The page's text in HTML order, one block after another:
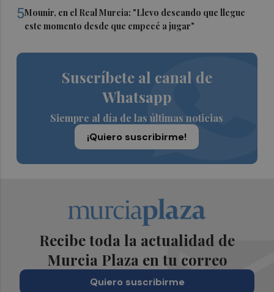
5Mounir, en el Real Murcia: "Llevo deseando que llegue
este momento desde que empecé a jugar"
Suscríbete al canal de
Whatsapp
Siempre al día de las últimas noticias
¡Quiero suscribirme!
Recibe toda la actualidad de
Murcia Plaza en tu correo
Quiero suscribirme